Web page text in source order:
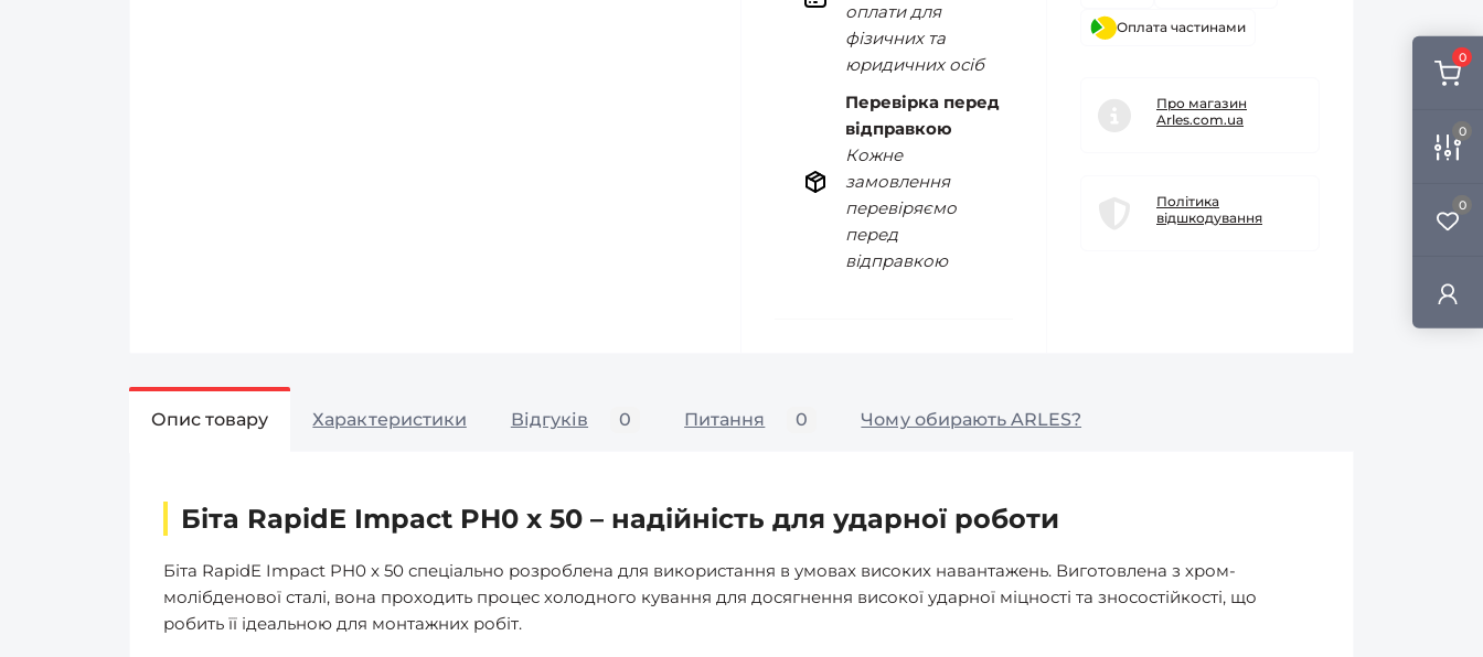
0
0
0
оплати для
фізичних та
юридичних осіб
Перевірка перед
відправкою
Кожне
замовлення
перевіряємо
перед
відправкою
Оплата частинами
Про магазин
Arles.com.ua
Політика
відшкодування
Опис товару Характеристики Відгуків 0 Питання 0 Чому обирають ARLES?
Біта RapidE Impact PH0 x 50 – надійність для ударної роботи
Біта RapidE Impact PH0 x 50 спеціально розроблена для використання в умовах високих навантажень. Виготовлена з хром-
молібденової сталі, вона проходить процес холодного кування для досягнення високої ударної міцності та зносостійкості, що
робить її ідеальною для монтажних робіт.